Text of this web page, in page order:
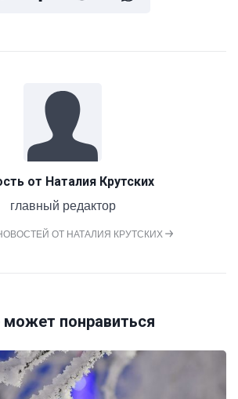
от Наталия Крутских
главный редактор
ОТ НАТАЛИЯ КРУТСКИХ
понравиться